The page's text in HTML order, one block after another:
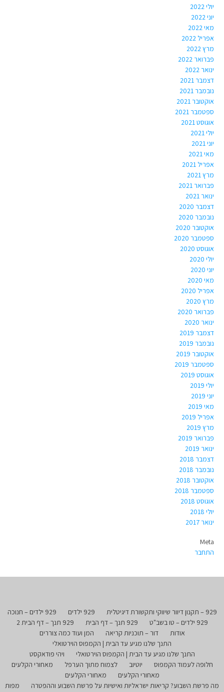
יולי 2022
יוני 2022
מאי 2022
אפריל 2022
מרץ 2022
פברואר 2022
ינואר 2022
דצמבר 2021
נובמבר 2021
אוקטובר 2021
ספטמבר 2021
אוגוסט 2021
יולי 2021
יוני 2021
מאי 2021
אפריל 2021
מרץ 2021
פברואר 2021
ינואר 2021
דצמבר 2020
נובמבר 2020
אוקטובר 2020
ספטמבר 2020
אוגוסט 2020
יולי 2020
יוני 2020
מאי 2020
אפריל 2020
מרץ 2020
פברואר 2020
ינואר 2020
דצמבר 2019
נובמבר 2019
אוקטובר 2019
ספטמבר 2019
אוגוסט 2019
יולי 2019
יוני 2019
מאי 2019
אפריל 2019
מרץ 2019
פברואר 2019
ינואר 2019
דצמבר 2018
נובמבר 2018
אוקטובר 2018
ספטמבר 2018
אוגוסט 2018
יולי 2018
ינואר 2017
Meta
התחבר
929 – תקנון דיוור שיווקי ותקשורת דיגיטלית 929 ילדים
929 ילדים – חנוכה
929 ילדים – טו בשב"ט
929 תנך – דף הבית
929 תנך – דף הבית 2
אודות
דור – תוכניות קריאה
המן ועוד כמה צוררים
התנך שלנו מגיע עד הבית | הקמפוס הוירטואלי
התנך שלנו מגיע עד הבית | הקמפוס הוירטואלי
ויהי פודאקסט
חלופה לעמוד הקמפוס
יוטיוב לצמוח מתוך הערפל
מאחורי הקלעים
מאחורי הקלעים
מאחורי הקלעים
מה פרשת השבוע? קריאות ישראליות ואישיות על פרשת השבוע וההפטרה
מפות